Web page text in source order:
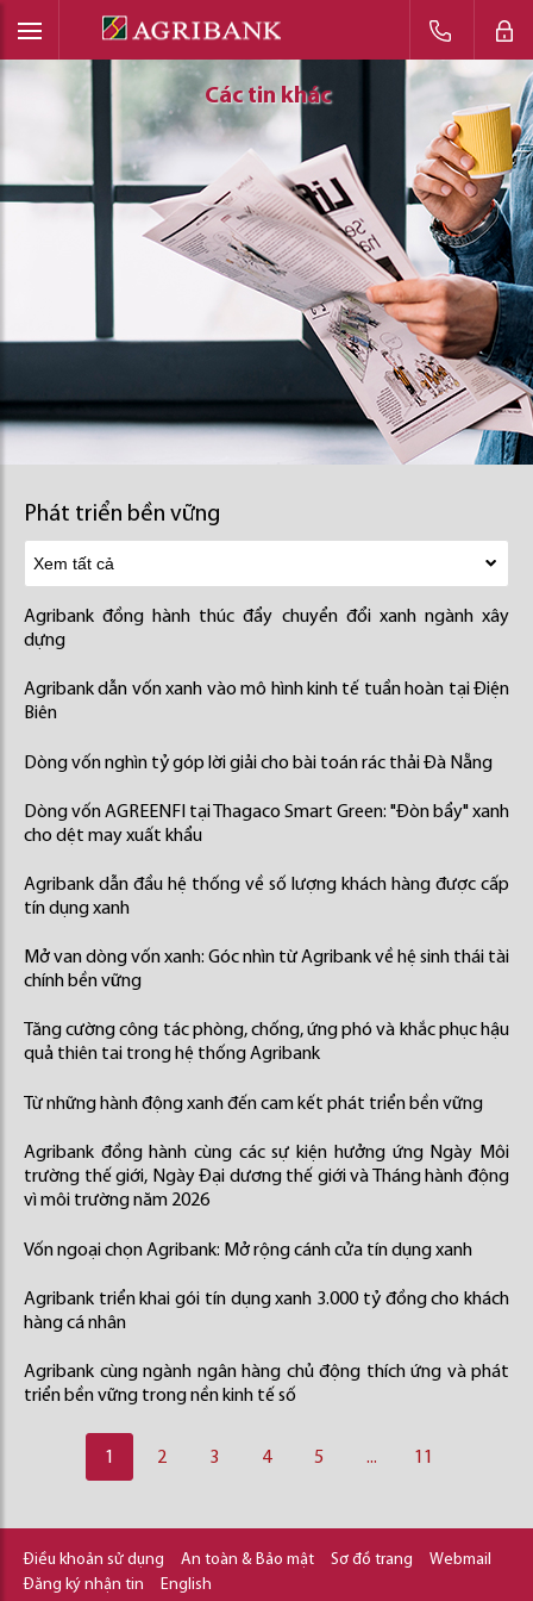
Các tin khác
Các tin khác
Các tin khác
Phát triển bền vững
Agribank đồng hành thúc đẩy chuyển đổi xanh ngành xây
dựng
Agribank dẫn vốn xanh vào mô hình kinh tế tuần hoàn tại Điện
Biên
Dòng vốn nghìn tỷ góp lời giải cho bài toán rác thải Đà Nẵng
Dòng vốn AGREENFI tại Thagaco Smart Green: "Đòn bẩy" xanh
cho dệt may xuất khẩu
Agribank dẫn đầu hệ thống về số lượng khách hàng được cấp
tín dụng xanh
Mở van dòng vốn xanh: Góc nhìn từ Agribank về hệ sinh thái tài
chính bền vững
Tăng cường công tác phòng, chống, ứng phó và khắc phục hậu
quả thiên tai trong hệ thống Agribank
Từ những hành động xanh đến cam kết phát triển bền vững
Agribank đồng hành cùng các sự kiện hưởng ứng Ngày Môi
trường thế giới, Ngày Đại dương thế giới và Tháng hành động
vì môi trường năm 2026
Vốn ngoại chọn Agribank: Mở rộng cánh cửa tín dụng xanh
Agribank triển khai gói tín dụng xanh 3.000 tỷ đồng cho khách
hàng cá nhân
Agribank cùng ngành ngân hàng chủ động thích ứng và phát
triển bền vững trong nền kinh tế số
1 2 3 4 5 ... 11
Điều khoản sử dụng An toàn & Bảo mật Sơ đồ trang
Webmail
Đăng ký nhận tin
English